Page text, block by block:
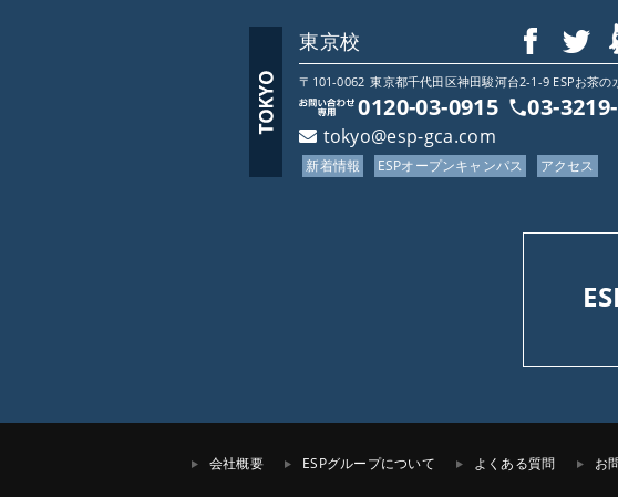
東京校
〒101-0062 東京都千代田区神田駿河台2-1-9 ESPお茶の
0120-03-0915 03-
tokyo@esp-gca.com
新着情報 ESPオープンキャンパス アクセス
会社概要 ESPグループについて よくある質問 お